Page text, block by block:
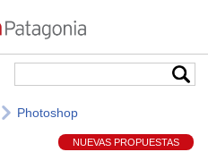
Photoshop
NUEVAS PROPUESTAS